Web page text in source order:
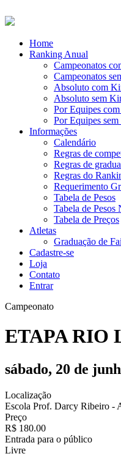
Home
Ranking Anual
Campeonatos
Campeonatos
Absoluto com
Absoluto sem
Por Equipes
Por Equipes
Informações
Calendário
Regras de
Regras de
Regras do
Requerimento
Tabela de Pesos
Tabela de Pesos
Tabela de Preços
Atletas
Graduação de
Cadastre-se
Loja
Contato
Entrar
Campeonato
ETAPA RIO
sábado, 20 de
Localização
Escola Prof. Darcy Ribeiro -
Preço
R$ 180.00
Entrada para o público
Livre